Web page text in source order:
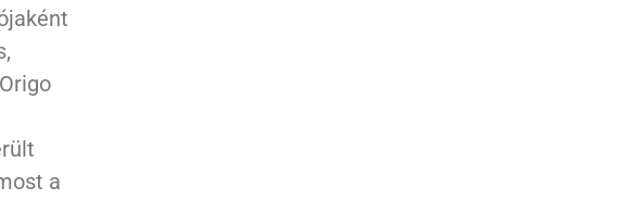
a